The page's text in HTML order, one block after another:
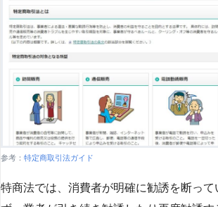
参考： 特定商取引法ガイド
特商法では、消費者が明確に勧誘を断って